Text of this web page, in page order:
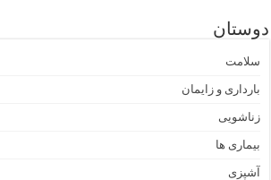
دوستان
سلامت
بارداری و زایمان
زناشویی
بیماری ها
آشپزی